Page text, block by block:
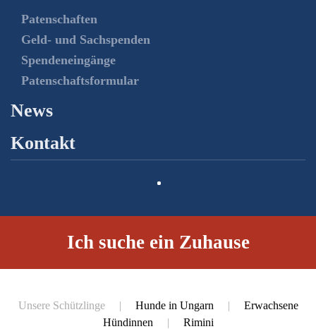
Patenschaften
Geld- und Sachspenden
Spendeneingänge
Patenschaftsformular
News
Kontakt
Ich suche ein Zuhause
Unsere Schützlinge Hunde in Ungarn
Erwachsene
Hündinnen
Rimini